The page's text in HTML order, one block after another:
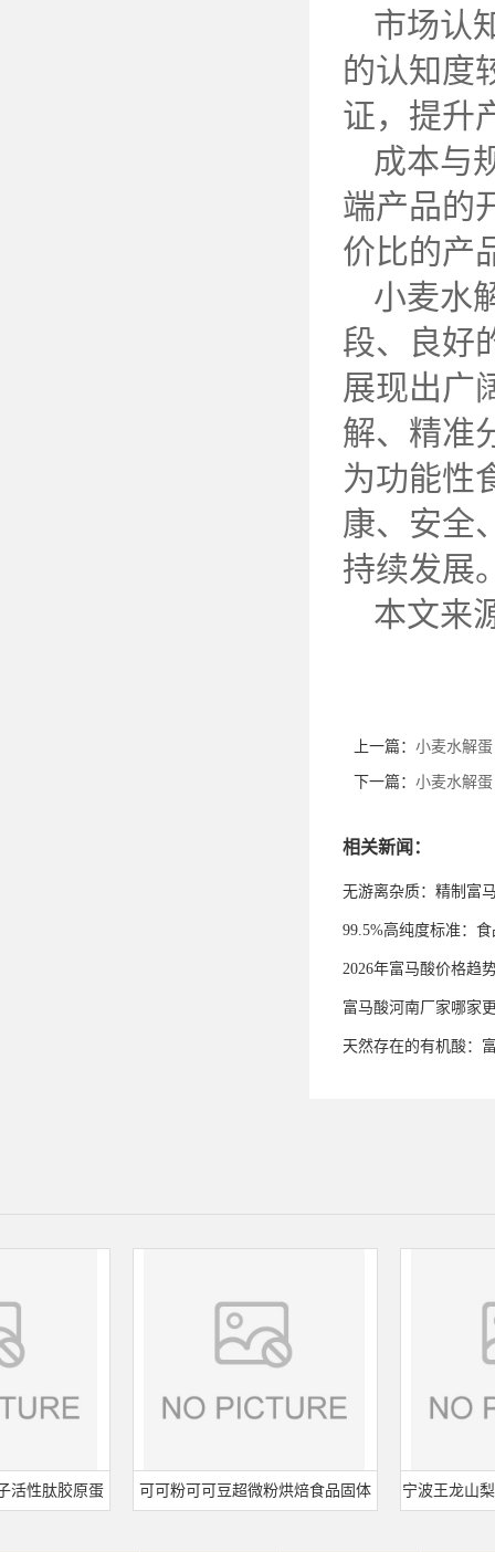
市场认
的认知度
证，提升
成本与
端产品的
价比的产
小麦水
段、良好
展现出广
解、精准
为功能性
康、安全
持续发展
本文来
上一篇： 小麦水解
下一篇： 小麦水解
相关新闻：
无游离杂质：精制富
99.5%高纯度标准：
2026年富马酸价格趋
富马酸河南厂家哪家
天然存在的有机酸：
胶原蛋 可可粉可可豆超微粉烘焙食品固体 宁波王龙山梨酸钾